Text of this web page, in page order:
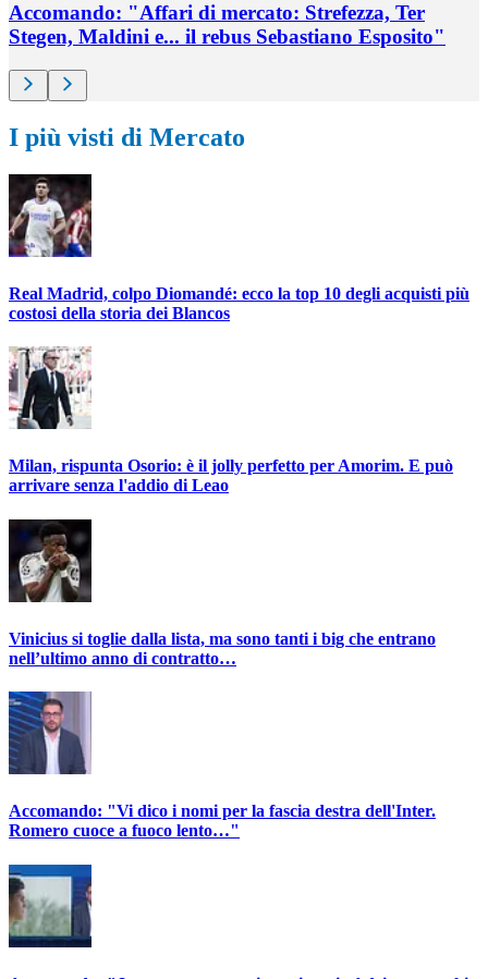
Accomando: "Affari di mercato: Strefezza, Ter
Stegen, Maldini e... il rebus Sebastiano Esposito"
I più visti di Mercato
Real Madrid, colpo Diomandé: ecco la top 10 degli acquisti più
costosi della storia dei Blancos
Milan, rispunta Osorio: è il jolly perfetto per Amorim. E può
arrivare senza l'addio di Leao
Vinicius si toglie dalla lista, ma sono tanti i big che entrano
nell’ultimo anno di contratto…
Accomando: "Vi dico i nomi per la fascia destra dell'Inter.
Romero cuoce a fuoco lento…"